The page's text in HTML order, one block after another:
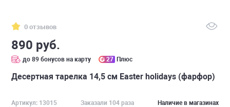
0 отзывов
890 руб.
до 89 бонусов на карту 27 Плюс
Десертная тарелка 14,5 см Easter holidays (фарфор)
Артикул: 13015 Заказали 104 раза Наличие в магазинах